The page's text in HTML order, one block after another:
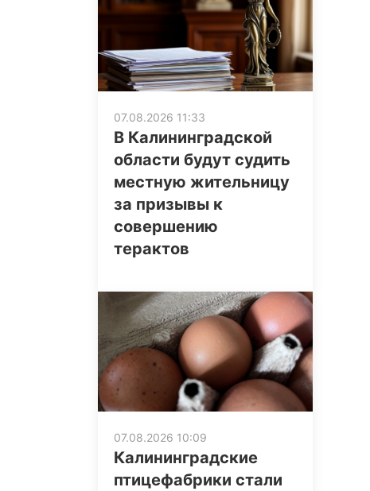
07.08.2026 11:33
В Калининградской
области будут судить
местную жительницу
за призывы к
совершению
терактов
07.08.2026 10:09
Калининградские
птицефабрики стали